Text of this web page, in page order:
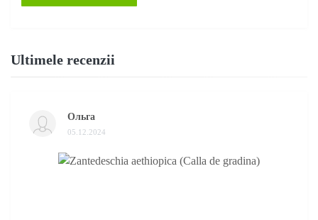
Ultimele recenzii
Ольга
05.12.2024